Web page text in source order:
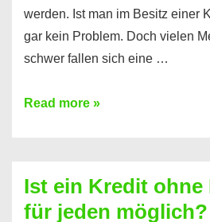
werden. Ist man im Besitz einer
gar kein Problem. Doch vielen
schwer fallen sich eine …
Kreditkarte
Prepaid
ist
Read more »
Ist ein Kredit ohne
für jeden